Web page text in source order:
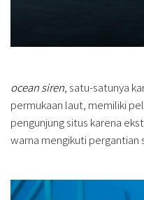
ocean siren , satu-satunya
permukaan laut, memiliki
pengunjung situs karena
warna mengikuti pergantian